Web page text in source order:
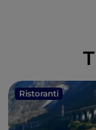
Ristoranti